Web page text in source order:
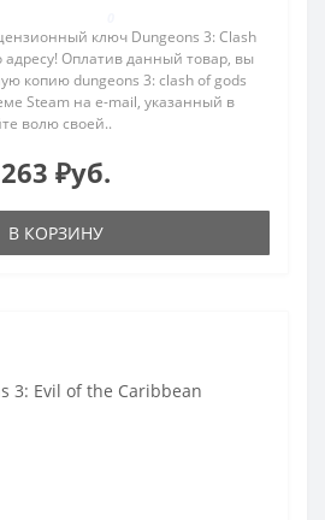
ключ Dungeons 3: Clash
Оплатив данный товар, вы
копию dungeons 3: clash of gods
Steam на e-mail, указанный в
волю своей..
263 ₽уб.
В КОРЗИНУ